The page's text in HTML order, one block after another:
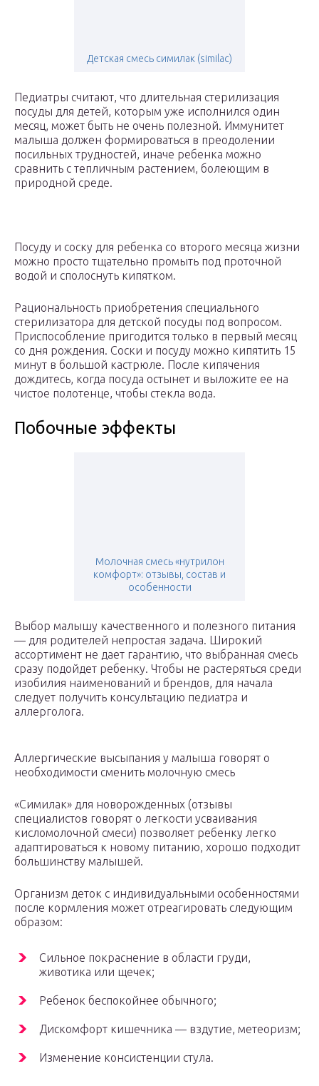
Детская смесь симилак (similac)
Педиатры считают, что длительная стерилизация
посуды для детей, которым уже исполнился один
месяц, может быть не очень полезной. Иммунитет
малыша должен формироваться в преодолении
посильных трудностей, иначе ребенка можно
сравнить с тепличным растением, болеющим в
природной среде.
Посуду и соску для ребенка со второго месяца жизни
можно просто тщательно промыть под проточной
водой и сполоснуть кипятком.
Рациональность приобретения специального
стерилизатора для детской посуды под вопросом.
Приспособление пригодится только в первый месяц
со дня рождения. Соски и посуду можно кипятить 15
минут в большой кастрюле. После кипячения
дождитесь, когда посуда остынет и выложите ее на
чистое полотенце, чтобы стекла вода.
Побочные эффекты
Молочная смесь «нутрилон
комфорт»: отзывы, состав и
особенности
Выбор малышу качественного и полезного питания
— для родителей непростая задача. Широкий
ассортимент не дает гарантию, что выбранная смесь
сразу подойдет ребенку. Чтобы не растеряться среди
изобилия наименований и брендов, для начала
следует получить консультацию педиатра и
аллерголога.
Аллергические высыпания у малыша говорят о
необходимости сменить молочную смесь
«Симилак» для новорожденных (отзывы
специалистов говорят о легкости усваивания
кисломолочной смеси) позволяет ребенку легко
адаптироваться к новому питанию, хорошо подходит
большинству малышей.
Организм деток с индивидуальными особенностями
после кормления может отреагировать следующим
образом:
Сильное покраснение в области груди,
животика или щечек;
Ребенок беспокойнее обычного;
Дискомфорт кишечника — вздутие, метеоризм;
Изменение консистенции стула.